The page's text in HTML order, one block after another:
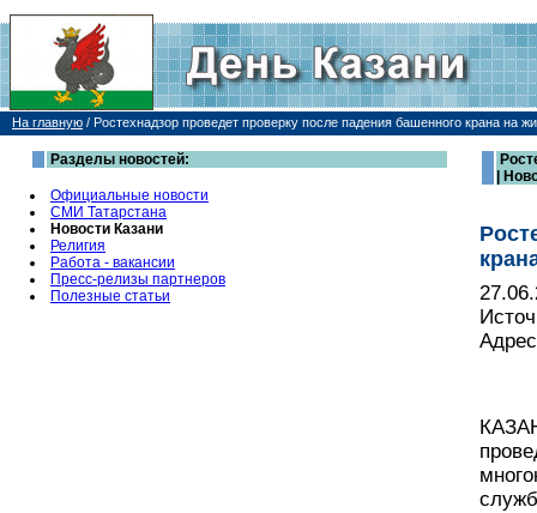
На главную / Ростехнадзор проведет проверку после падения башенного крана на
Разделы новостей:
Официальные новости
СМИ Татарстана
Новости Казани
Религия
Работа - вакансии
Пресс-релизы партнеров
Полезные статьи
|